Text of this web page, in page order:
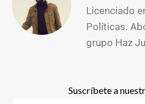
Licenciado
Políticas.
grupo Haz
Suscríbete a